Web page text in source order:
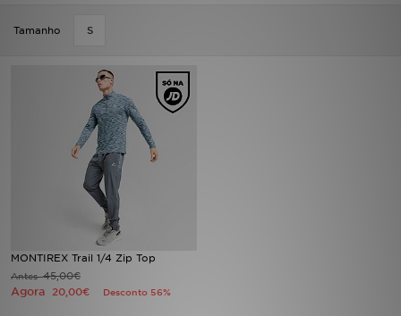
Tamanho S
MONTIREX Trail 1/4 Zip Top
Antes45,00€
Agora 20,00€ Desconto 56%
MULHER
DESPORTO
FUTEBOL JD
VER MARCAS
LOCALIZADOR DE LOJAS